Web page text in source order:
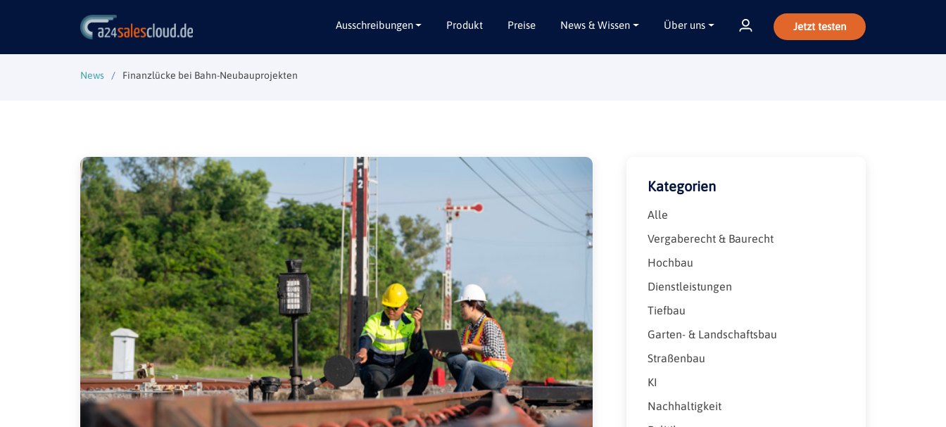
Ausschreibungen
Brandenburg
Bremen
Hamburg
Hessen
Mecklenburg-Vorpommern
Niedersachsen
Nordrhein-Westfalen
Rheinland-Pfalz
Saarland
Sachsen
Sachsen-Anhalt
Schleswig-Holstein
Gebäudeausbau
Gebäudeausstattung
Gebäudetechnik
Tiefbau
Verkehrsbau
Produkt Preise News & Wissen Über uns Jetzt testen
News Finanzlücke bei Bahn-Neubauprojekten
Kategorien
Alle
Vergaberecht & Baurecht
Hochbau
Dienstleistungen
Tiefbau
Garten- & Landschaftsbau
Straßenbau
KI
Nachhaltigkeit